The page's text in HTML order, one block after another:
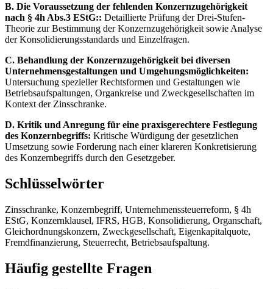
B. Die Voraussetzung der fehlenden Konzernzugehörigkeit
nach § 4h Abs.3 EStG:: Detaillierte Prüfung der Drei-Stufen-
Theorie zur Bestimmung der Konzernzugehörigkeit sowie Analyse
der Konsolidierungsstandards und Einzelfragen.
C. Behandlung der Konzernzugehörigkeit bei diversen
Unternehmensgestaltungen und Umgehungsmöglichkeiten:
Untersuchung spezieller Rechtsformen und Gestaltungen wie
Betriebsaufspaltungen, Organkreise und Zweckgesellschaften im
Kontext der Zinsschranke.
D. Kritik und Anregung für eine praxisgerechtere Festlegung
des Konzernbegriffs: Kritische Würdigung der gesetzlichen
Umsetzung sowie Forderung nach einer klareren Konkretisierung
des Konzernbegriffs durch den Gesetzgeber.
Schlüsselwörter
Zinsschranke, Konzernbegriff, Unternehmenssteuerreform, § 4h
EStG, Konzernklausel, IFRS, HGB, Konsolidierung, Organschaft,
Gleichordnungskonzern, Zweckgesellschaft, Eigenkapitalquote,
Fremdfinanzierung, Steuerrecht, Betriebsaufspaltung.
Häufig gestellte Fragen